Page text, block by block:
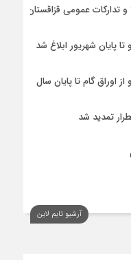
تدارکات عمومی قزاقستان
پایان شهریور ابلاغ شد
اوراق گام تا پایان سال
تمدید شد
تصمیم‌گیری است
آرشیو تایم لاین